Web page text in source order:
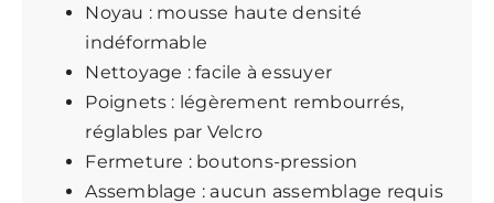
Noyau : mousse haute densité
indéformable
Nettoyage : facile à essuyer
Poignets : légèrement rembourrés,
réglables par Velcro
Fermeture : boutons-pression
Assemblage : aucun assemblage requis